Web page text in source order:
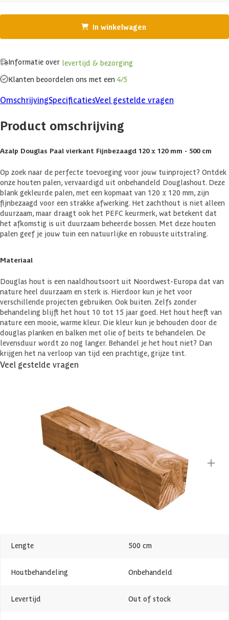
In winkelwagen
Informatie over levertijd & bezorging
Klanten beoordelen ons met een 4/5
OmschrijvingSpecificatiesVeel gestelde vragen
Product omschrijving
Azalp Douglas Paal vierkant Fijnbezaagd 120 x 120 mm - 500 cm
Op zoek naar de perfecte toevoeging voor jouw tuinproject? Ontdek
onze houten palen, vervaardigd uit onbehandeld Douglashout. Deze
blank gekleurde palen, met een kopmaat van 120 x 120 mm, zijn
fijnbezaagd voor een strakke afwerking. Het zachthout is niet alleen
duurzaam, maar draagt ook het PEFC keurmerk, wat betekent dat
het afkomstig is uit duurzaam beheerde bossen. Met deze houten
palen geef je jouw tuin een natuurlijke en robuuste uitstraling.
Materiaal
Douglas hout is een naaldhoutsoort uit Noordwest-Europa dat van
nature heel duurzaam en sterk is. Hierdoor kun je het voor
verschillende projecten gebruiken. Ook buiten. Zelfs zonder
behandeling blijft het hout 10 tot 15 jaar goed. Het hout heeft van
nature een mooie, warme kleur. Die kleur kun je behouden door de
douglas planken en balken met olie of beits te behandelen. De
levensduur wordt zo nog langer. Behandel je het hout niet? Dan
krijgen het na verloop van tijd een prachtige, grijze tint.
Veel gestelde vragen
Specificaties
Belangrijke specificaties
Azalp
Lengte 500 cm
Houtbehandeling Onbehandeld
Levertijd Out of stock